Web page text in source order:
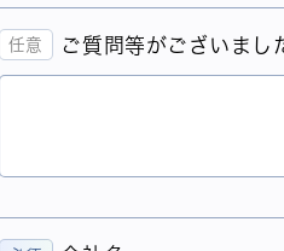
ご質問等がございまし